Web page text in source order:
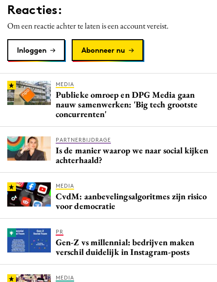
PR
Programmatic
Purpose Marketing
Reputatie & crisis
Reacties:
Om een reactie achter te laten is een account vereist.
Inloggen Abonneer nu
MEDIA
Publieke omroep en DPG Media gaan
nauw samenwerken: 'Big tech grootste
concurrenten'
PARTNERBIJDRAGE
Is de manier waarop we naar social kijken
achterhaald?
MEDIA
CvdM: aanbevelingsalgoritmes zijn risico
voor democratie
PR
Gen-Z vs millennial: bedrijven maken
verschil duidelijk in Instagram-posts
MEDIA